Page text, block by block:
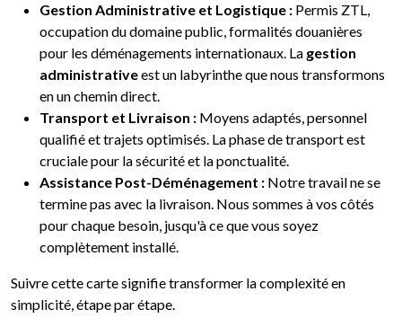
Gestion Administrative et Logistique : Permis ZTL,
occupation du domaine public, formalités douanières
pour les déménagements internationaux. La gestion
administrativeest un labyrinthe que nous transformons
en un chemin direct.
Transport et Livraison : Moyens adaptés, personnel
qualifié et trajets optimisés. La phase de transport est
cruciale pour la sécurité et la ponctualité.
Assistance Post-Déménagement : Notre travail ne se
termine pas avec la livraison. Nous sommes à vos côtés
pour chaque besoin, jusqu'à ce que vous soyez
complètement installé.
Suivre cette carte signifie transformer la complexité en
simplicité, étape par étape.